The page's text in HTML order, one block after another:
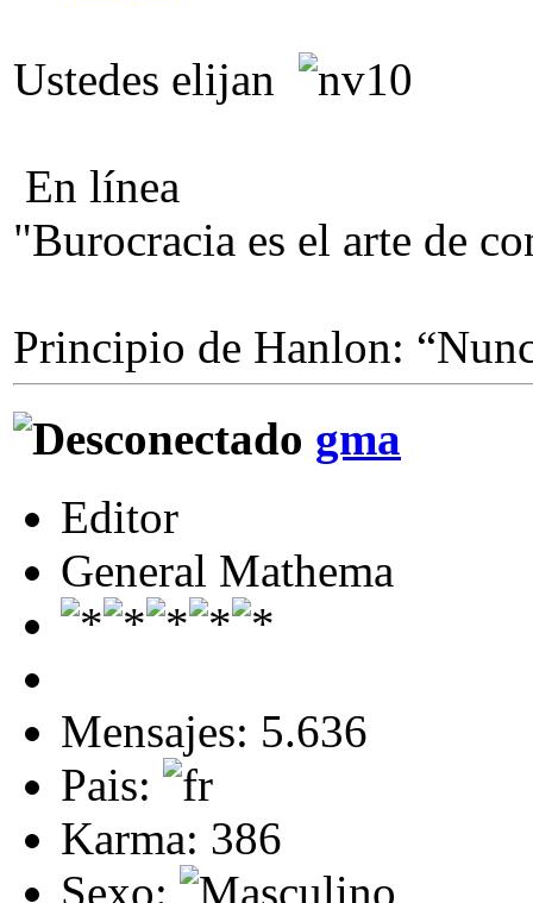
Ustedes elijan
En línea
"Burocracia es el arte de
Principio de Hanlon:
gma
Editor
General Mathema
Mensajes: 5.636
Pais:
Karma: 386
Sexo: